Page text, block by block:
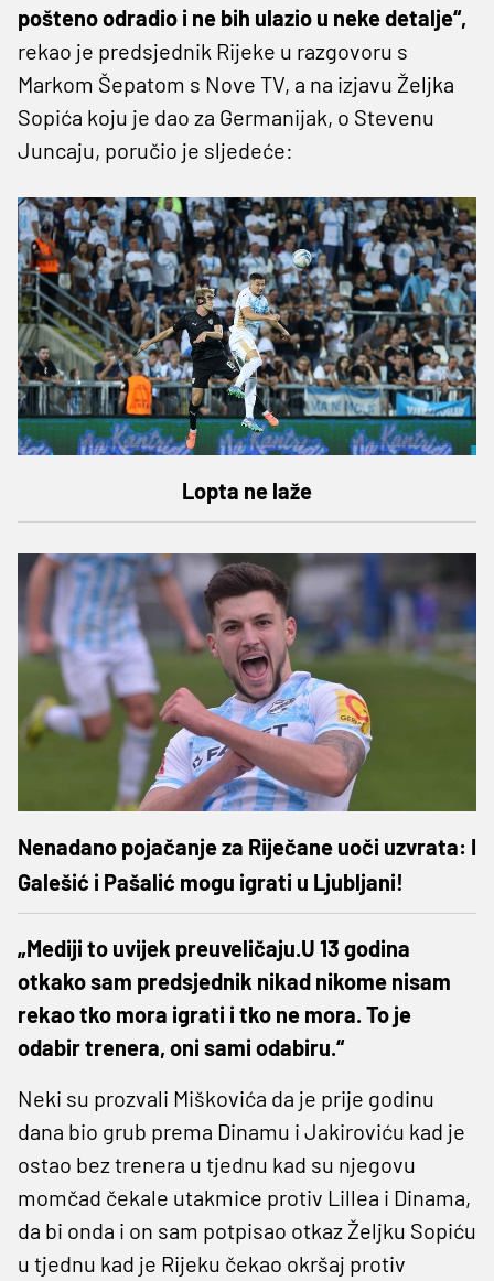
pošteno odradio i ne bih ulazio u neke detalje“,
rekao je predsjednik Rijeke u razgovoru s
Markom Šepatom s Nove TV, a na izjavu Željka
Sopića koju je dao za Germanijak, o Stevenu
Juncaju, poručio je sljedeće:
Lopta ne laže
Nenadano pojačanje za Riječane uoči uzvrata: I
Galešić i Pašalić mogu igrati u Ljubljani!
„Mediji to uvijek preuveličaju.U 13 godina
otkako sam predsjednik nikad nikome nisam
rekao tko mora igrati i tko ne mora. To je
odabir trenera, oni sami odabiru.“
Neki su prozvali Miškovića da je prije godinu
dana bio grub prema Dinamu i Jakiroviću kad je
ostao bez trenera u tjednu kad su njegovu
momčad čekale utakmice protiv Lillea i Dinama,
da bi onda i on sam potpisao otkaz Željku Sopiću
u tjednu kad je Rijeku čekao okršaj protiv